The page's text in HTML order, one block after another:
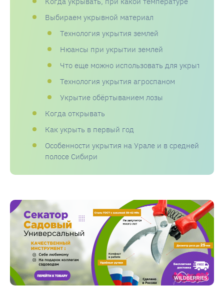
Выбираем укрывной материал
Технология укрытия землей
Нюансы при укрытии землей
Что еще можно использовать для укрытия
Технология укрытия агроспаном
Укрытие обёртыванием лозы
Когда открывать
Как укрыть в первый год
Особенности укрытия на Урале и в средней
полосе Сибири